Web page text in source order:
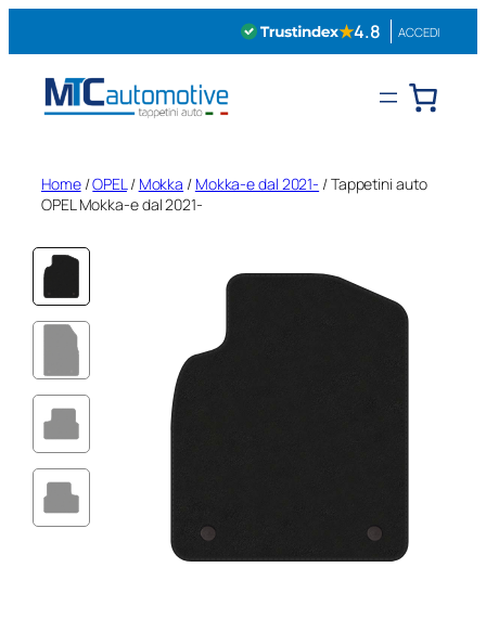
★4.8 ACCEDI
Home/OPEL/ Mokka / Mokka-e dal 2021- / Tappetini auto
OPEL Mokka-e dal 2021-